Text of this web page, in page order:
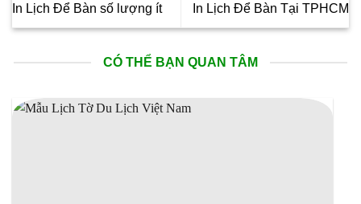
In Lịch Để Bàn số lượng ít In Lịch Để Bàn Tại TPHCM
CÓ THỂ BẠN QUAN TÂM